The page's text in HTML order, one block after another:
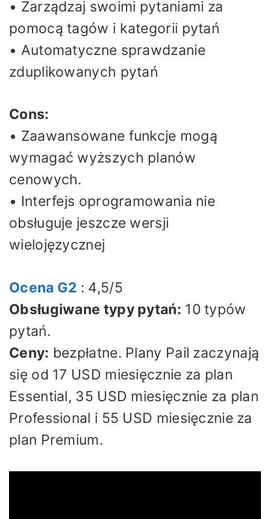
• Zarządzaj swoimi pytaniami za
pomocą tagów i kategorii pytań
• Automatyczne sprawdzanie
zduplikowanych pytań
Cons:
• Zaawansowane funkcje mogą
wymagać wyższych planów
cenowych.
• Interfejs oprogramowania nie
obsługuje jeszcze wersji
wielojęzycznej
Ocena G2 : 4,5/5
Obsługiwane typy pytań: 10 typów
pytań.
Ceny: bezpłatne. Plany Pail zaczynają
się od 17 USD miesięcznie za plan
Essential, 35 USD miesięcznie za plan
Professional i 55 USD miesięcznie za
plan Premium.